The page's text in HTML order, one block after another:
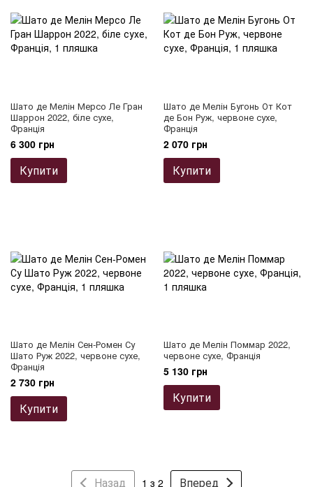
Шато де Мелін Мерсо Ле Гран
Шаррон 2022, біле сухе,
Франція
6 300 грн
Купити
Шато де Мелін Бугонь От Кот
де Бон Руж, червоне сухе,
Франція
2 070 грн
Купити
Шато де Мелін Сен-Ромен Су
Шато Руж 2022, червоне сухе,
Франція
2 730 грн
Купити
Шато де Мелін Поммар 2022,
червоне сухе, Франція
5 130 грн
Купити
Назад 1 з 2 Вперед